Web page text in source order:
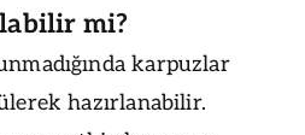
mi?
karpuzlar
hazırlanabilir.